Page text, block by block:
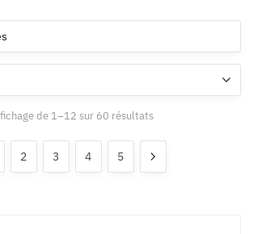
de 1–12 sur 60 résultats
2 3 4 5